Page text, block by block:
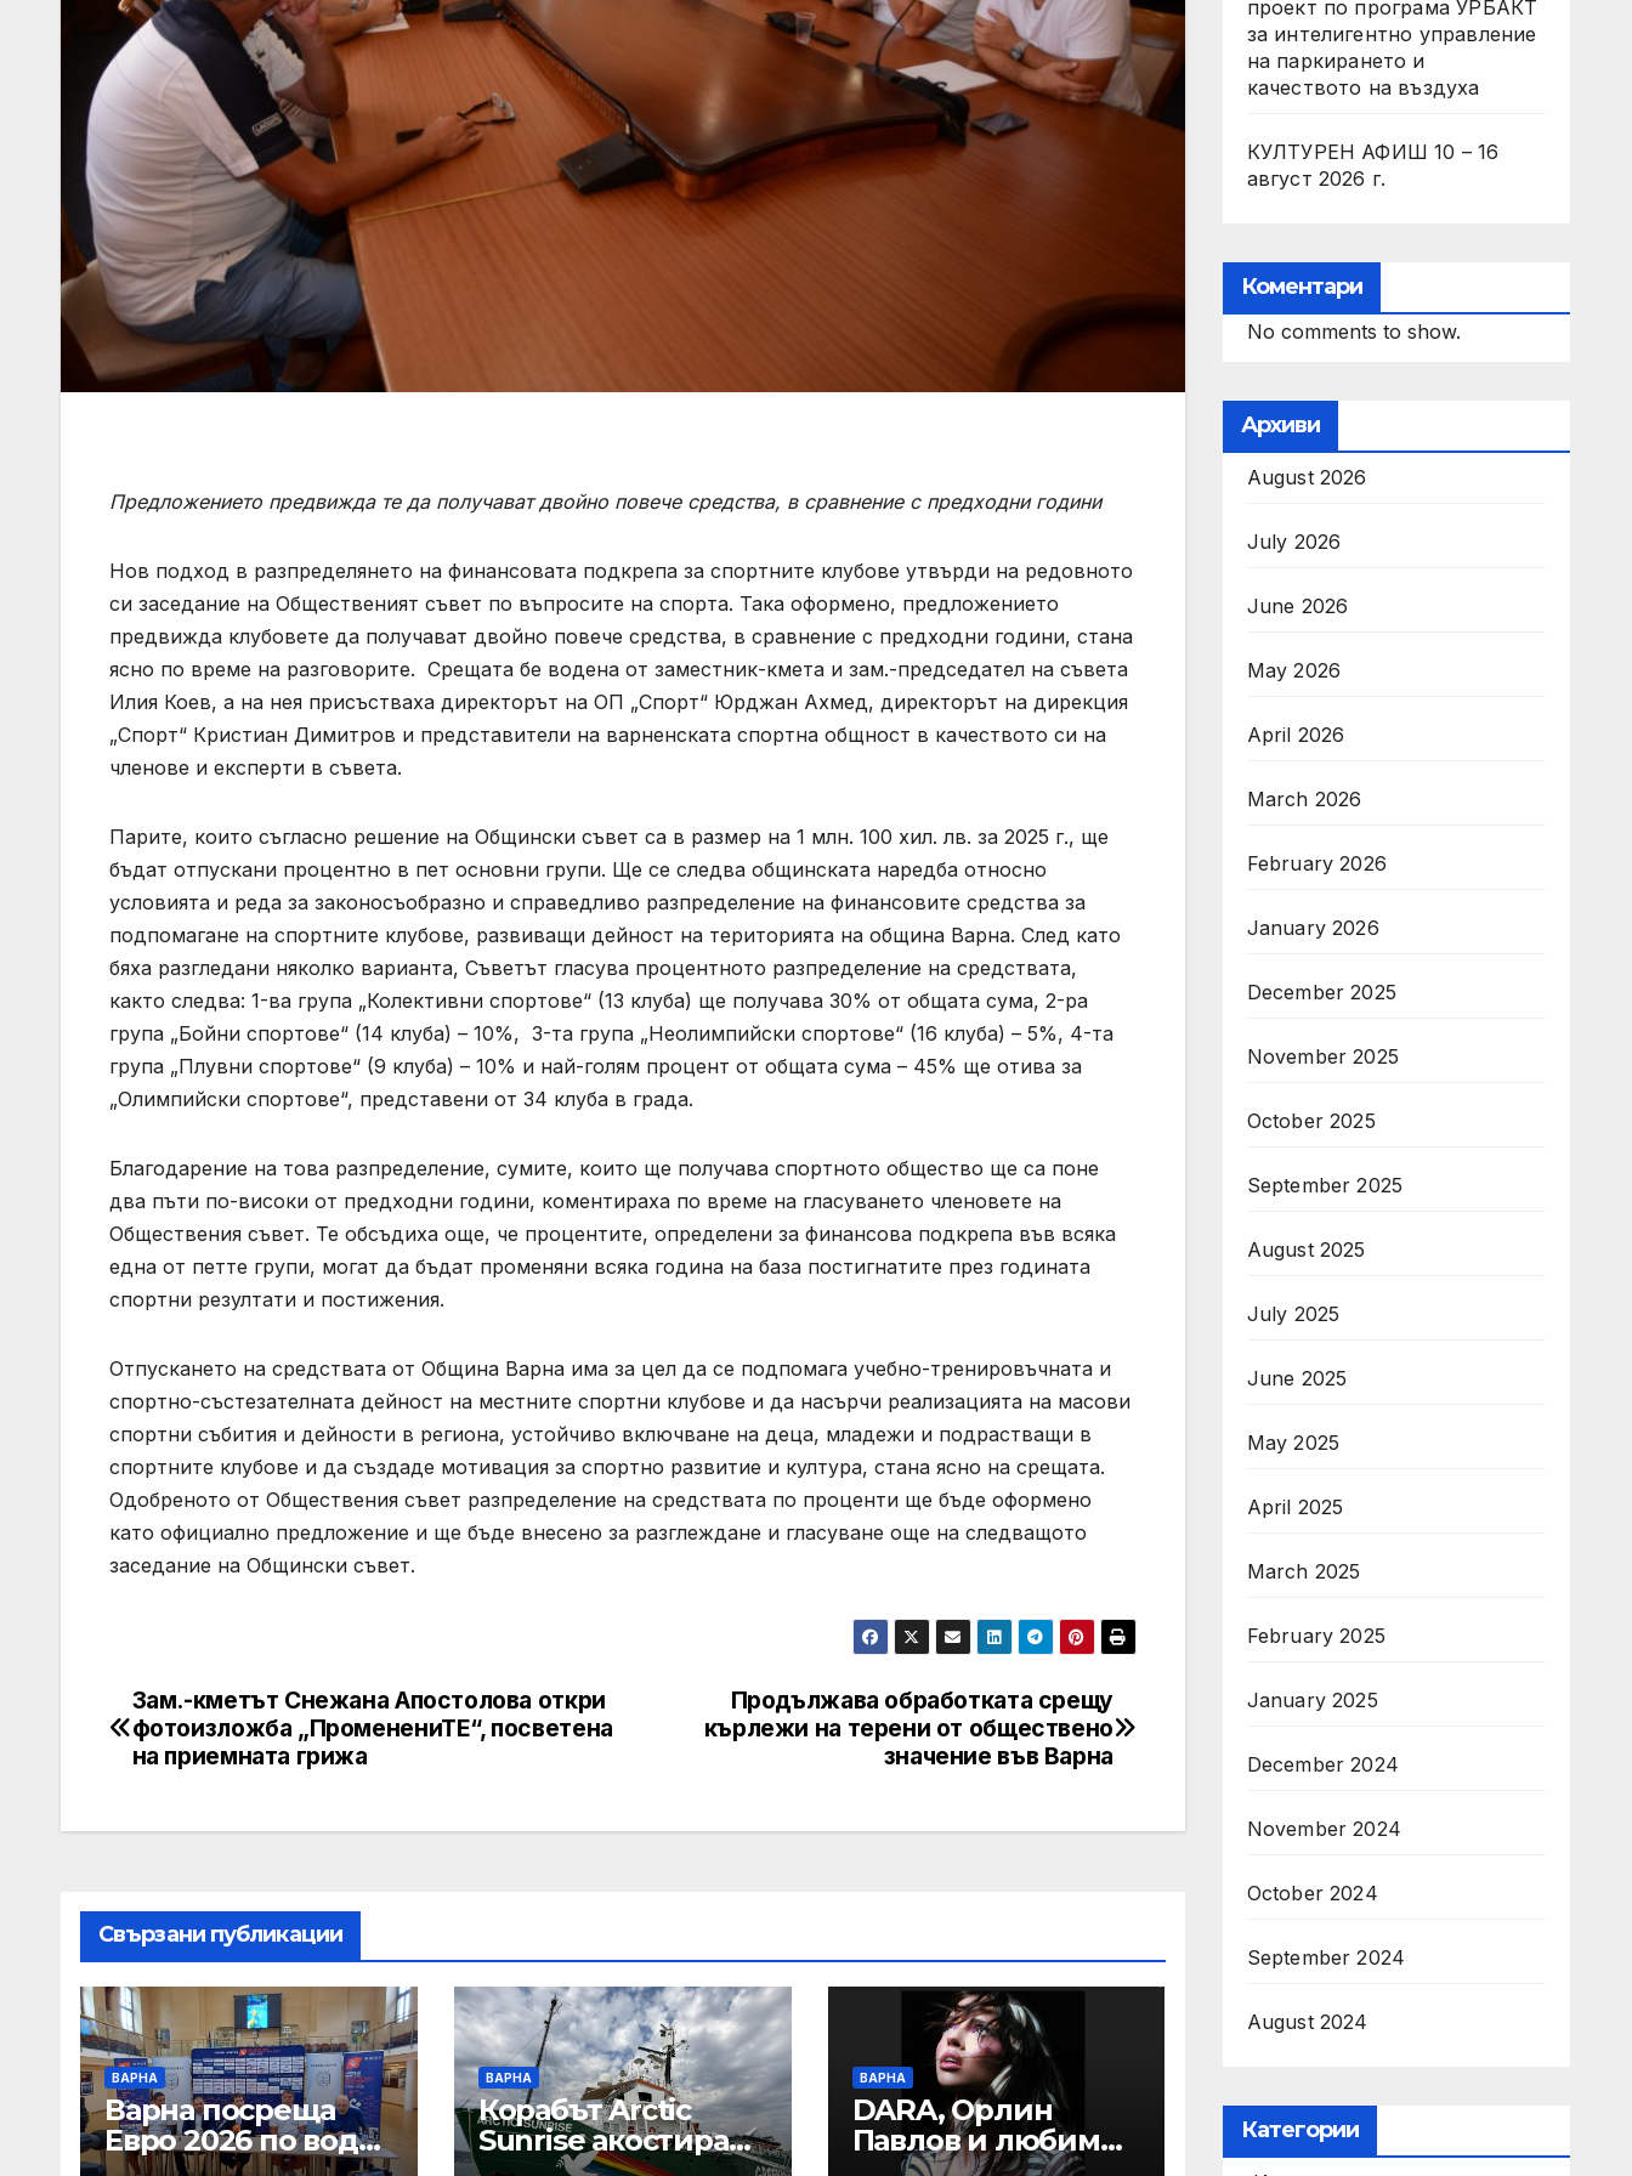
Предложението предвижда те да получават двойно повече средства, в сравнение с предходни години
Нов подход в разпределянето на финансовата подкрепа за спортните клубове утвърди на редовното
си заседание на Общественият съвет по въпросите на спорта. Така оформено, предложението
предвижда клубовете да получават двойно повече средства, в сравнение с предходни години, стана
ясно по време на разговорите. Срещата бе водена от заместник-кмета и зам.-председател на съвета
Илия Коев, а на нея присъстваха директорът на ОП „Спорт“ Юрджан Ахмед, директорът на дирекция
„Спорт“ Кристиан Димитров и представители на варненската спортна общност в качеството си на
членове и експерти в съвета.
Парите, които съгласно решение на Общински съвет са в размер на 1 млн. 100 хил. лв. за 2025 г., ще
бъдат отпускани процентно в пет основни групи. Ще се слeдва общинската наредба относно
условията и реда за законосъобразно и справедливо разпределение на финансовите средства за
подпомагане на спортните клубове, развиващи дейност на територията на община Варна. След като
бяха разгледани няколко варианта, Съветът гласува процентното разпределение на средствата,
както следва: 1-ва група „Колективни спортове“ (13 клуба) ще получава 30% от общата сума, 2-ра
група „Бойни спортове“ (14 клуба) – 10%, 3-та група „Неолимпийски спортове“ (16 клуба) – 5%, 4-та
група „Плувни спортове“ (9 клуба) – 10% и най-голям процент от общата сума – 45% ще отива за
„Олимпийски спортове“, представени от 34 клуба в града.
Благодарение на това разпределение, сумите, които ще получава спортното общество ще са поне
два пъти по-високи от предходни години, коментираха по време на гласуването членовете на
Обществения съвет. Те обсъдиха още, че процентите, определени за финансова подкрепа във всяка
една от петте групи, могат да бъдат променяни всяка година на база постигнатите през годината
спортни резултати и постижения.
Отпускането на средствата от Община Варна има за цел да се подпомага учебно-тренировъчната и
спортно-състезателната дейност на местните спортни клубове и да насърчи реализацията на масови
спортни събития и дейности в региона, устойчиво включване на деца, младежи и подрастващи в
спортните клубове и да създаде мотивация за спортно развитие и култура, стана ясно на срещата.
Одобреното от Обществения съвет разпределение на средствата по проценти ще бъде оформено
като официално предложение и ще бъде внесено за разглеждане и гласуване още на следващото
заседание на Общински съвет.
Post
navigation
Продължава обработката срещу
кърлежи на терени от обществено
значение във Варна
Зам.-кметът Снежана Апостолова откри
фотоизложба „ПроменениТЕ“, посветена
на приемната грижа
Свързани публикации
ВАРНА
Варна посреща
Евро 2026 по водна
ВАРНА
Корабът Arctic
Sunrise акостира
ВАРНА
DARA, Орлин
Павлов и любими
проект по програма УРБАКТ
за интелигентно управление
на паркирането и
качеството на въздуха
КУЛТУРЕН АФИШ 10 – 16
август 2026 г.
Коментари
No comments to show.
Архиви
August 2026
July 2026
June 2026
May 2026
April 2026
March 2026
February 2026
January 2026
December 2025
November 2025
October 2025
September 2025
August 2025
July 2025
June 2025
May 2025
April 2025
March 2025
February 2025
January 2025
December 2024
November 2024
October 2024
September 2024
August 2024
Категории